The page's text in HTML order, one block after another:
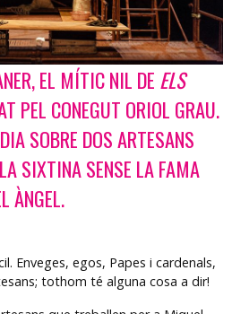
EL MÍTIC NIL DE ELS
PEL CONEGUT ORIOL GRAU.
SOBRE DOS ARTESANS
SIXTINA SENSE LA FAMA
ÀNGEL.
Enveges, egos, Papes i cardenals,
tothom té alguna cosa a dir!